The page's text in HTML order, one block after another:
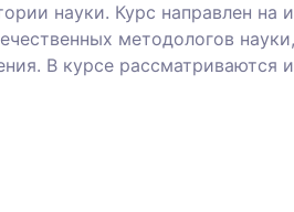
науки. Курс направлен на
методологов
В курсе рассматриваются